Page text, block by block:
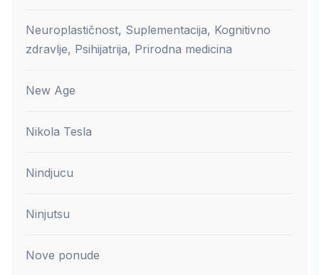
Neuroplastičnost, Suplementacija, Kognitivno
zdravlje, Psihijatrija, Prirodna medicina
New Age
Nikola Tesla
Nindjucu
Ninjutsu
Nove ponude